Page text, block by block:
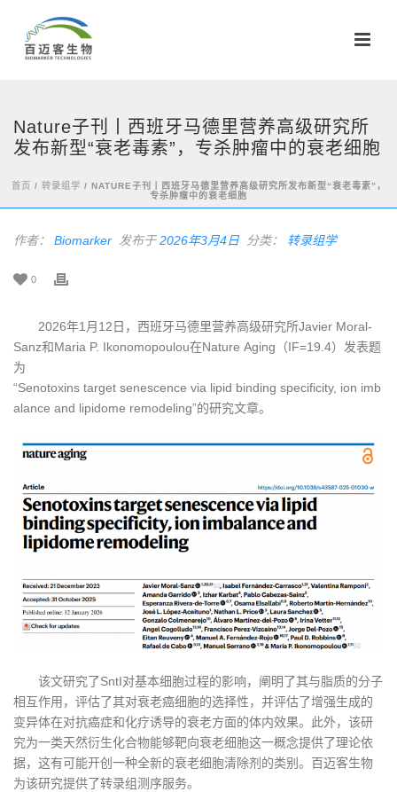
Nature子刊丨西班牙马德里营养高级研究所
发布新型“衰老毒素”，专杀肿瘤中的衰老细胞
首页 / 转录组学 / NATURE子刊丨西班牙马德里营养高级研究所发布新型“衰老毒素”，
专杀肿瘤中的衰老细胞
作者： Biomarker 发布于2026年3月4日 分类： 转录组学
0
2026年1月12日，西班牙马德里营养高级研究所Javier Moral-
Sanz和Maria P. Ikonomopoulou在Nature Aging（IF=19.4）发表题
为
“Senotoxins target senescence via lipid binding specificity, ion imb
alance and lipidome remodeling”的研究文章。
该文研究了SntI对基本细胞过程的影响，阐明了其与脂质的分子
相互作用，评估了其对衰老癌细胞的选择性，并评估了增强生成的
变异体在对抗癌症和化疗诱导的衰老方面的体内效果。此外，该研
究为一类天然衍生化合物能够靶向衰老细胞这一概念提供了理论依
据，这有可能开创一种全新的衰老细胞清除剂的类别。百迈客生物
为该研究提供了转录组测序服务。